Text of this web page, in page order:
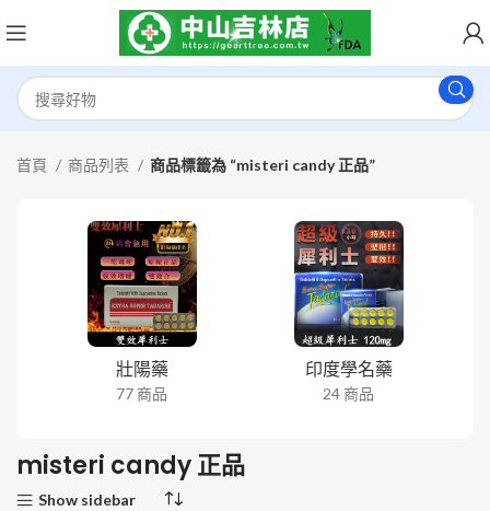
首頁 商品列表 商品標籤為 “misteri candy 正品”
壯陽藥
77 商品
印度學名藥
24 商品
misteri candy 正品
Show sidebar